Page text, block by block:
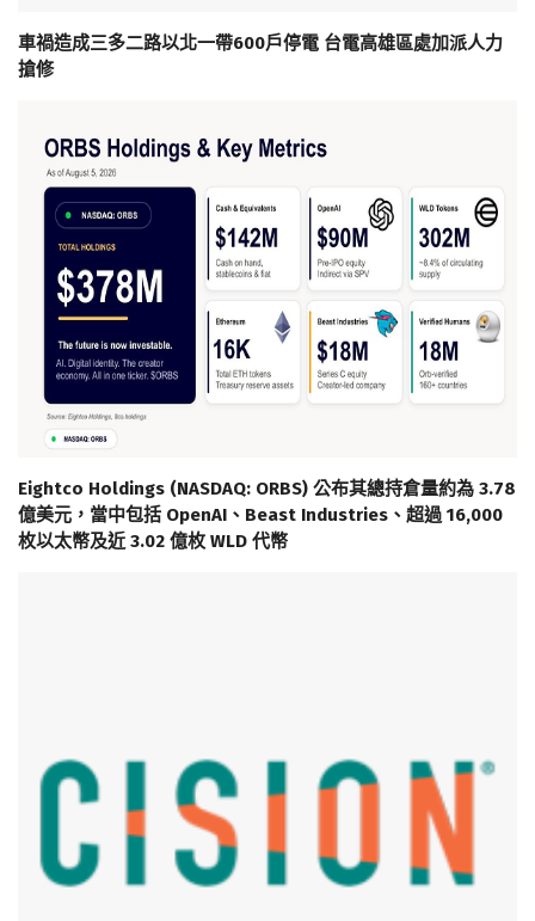
車禍造成三多二路以北一帶600戶停電 台電高雄區處加派人力
搶修
Eightco Holdings (NASDAQ: ORBS) 公布其總持倉量約為 3.78
億美元，當中包括 OpenAI、Beast Industries、超過 16,000
枚以太幣及近 3.02 億枚 WLD 代幣